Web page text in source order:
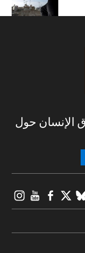
الإنسان حول
X